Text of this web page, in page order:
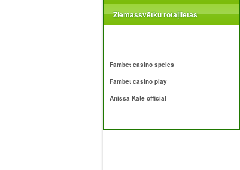
Ziemassvētku rotaļlietas
Fambet casino spēles
Fambet casino play
Anissa Kate official